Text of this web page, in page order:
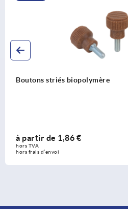
Boutons striés biopolymère
à partir de 1,86 €
hors TVA
hors frais d’envoi